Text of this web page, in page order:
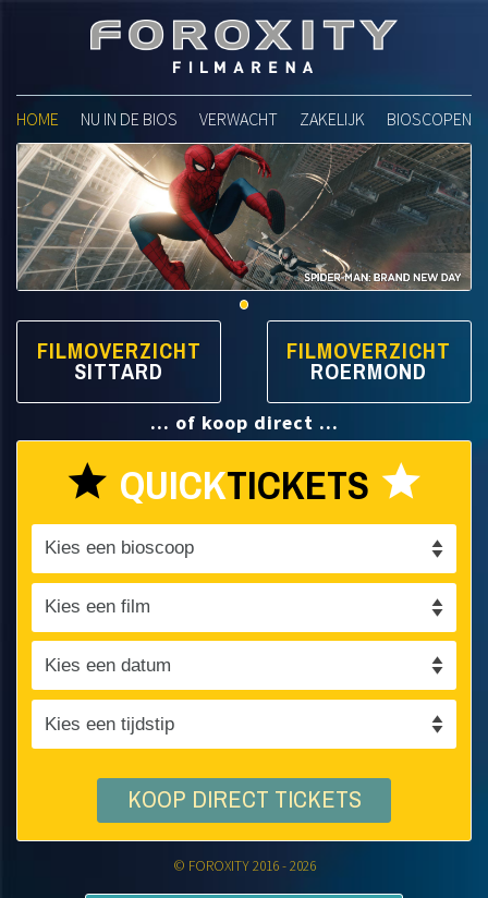
Foroxity Filmarena
HOME NU IN DE BIOS VERWACHT ZAKELIJK BIOSCOPEN
FILMOVERZICHT
SITTARD FILMOVERZICHT
ROERMOND
... of koop direct ...
star QUICKTICKETS star
KOOP DIRECT TICKETS
© FOROXITY 2016 - 2026